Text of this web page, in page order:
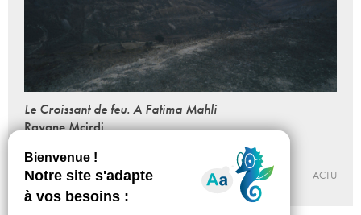
Le Croissant de feu. A Fatima Mahli
Rayane Mcirdi
ÉCOLE MUNICIPALE DES BEAUX-ARTS / GALERIE ÉDOUARD
MANET
ACTU